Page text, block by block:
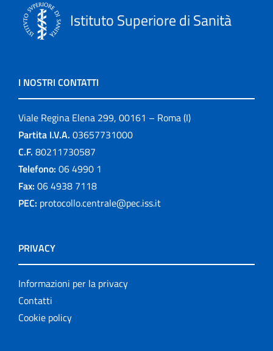
Istituto Superiore di Sanità
I NOSTRI CONTATTI
Viale Regina Elena 299, 00161 – Roma (I)
Partita I.V.A. 03657731000
C.F. 80211730587
Telefono: 06 4990 1
Fax: 06 4938 7118
PEC: protocollo.centrale@pec.iss.it
PRIVACY
Informazioni per la privacy
Contatti
Cookie policy